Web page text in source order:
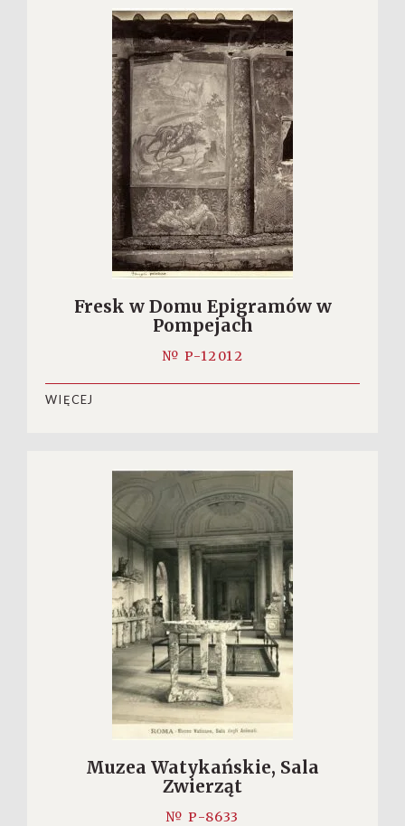
Fresk w Domu Epigramów w
Pompejach
№ P-12012
WIĘCEJ
Muzea Watykańskie, Sala
Zwierząt
№ P-8633